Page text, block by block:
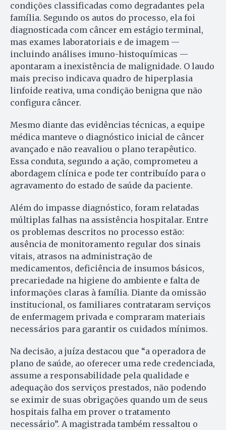
condições classificadas como degradantes pela
família. Segundo os autos do processo, ela foi
diagnosticada com câncer em estágio terminal,
mas exames laboratoriais e de imagem —
incluindo análises imuno-histoquímicas —
apontaram a inexistência de malignidade. O laudo
mais preciso indicava quadro de hiperplasia
linfoide reativa, uma condição benigna que não
configura câncer.
Mesmo diante das evidências técnicas, a equipe
médica manteve o diagnóstico inicial de câncer
avançado e não reavaliou o plano terapêutico.
Essa conduta, segundo a ação, comprometeu a
abordagem clínica e pode ter contribuído para o
agravamento do estado de saúde da paciente.
Além do impasse diagnóstico, foram relatadas
múltiplas falhas na assistência hospitalar. Entre
os problemas descritos no processo estão:
ausência de monitoramento regular dos sinais
vitais, atrasos na administração de
medicamentos, deficiência de insumos básicos,
precariedade na higiene do ambiente e falta de
informações claras à família. Diante da omissão
institucional, os familiares contrataram serviços
de enfermagem privada e compraram materiais
necessários para garantir os cuidados mínimos.
Na decisão, a juíza destacou que “a operadora de
plano de saúde, ao oferecer uma rede credenciada,
assume a responsabilidade pela qualidade e
adequação dos serviços prestados, não podendo
se eximir de suas obrigações quando um de seus
hospitais falha em prover o tratamento
necessário”. A magistrada também ressaltou o